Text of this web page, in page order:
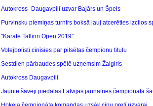
Autokross- Daugavpilī uzvar Bajārs un Špels
Purvinsku piemiņas turnīrs boksā ļauj atcerēties izcilos
"Karate Tallinn Open 2019"
Volejbolisti cīnīsies par pilsētas čempionu titulu
Sestdien pārbaudes spēlē uzņemsim Žalgiris
Autokross Daugavpilī
Jaunie šāvēji piedalās Latvijas jaunatnes čempionātā